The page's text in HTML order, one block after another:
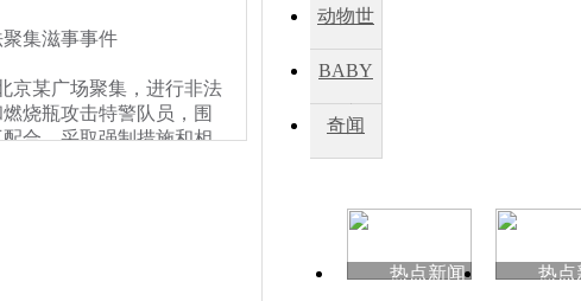
因
集滋事事件
某广场聚集，进行非法
烧瓶攻击特警队员，围
合，采取强制措施和相
动物世
BABY
秀
奇闻
热点新闻
热点